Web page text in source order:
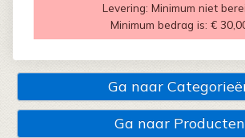
Levering: Minimum niet
Minimum bedrag is: €
Ga naar
Ga naar Producten